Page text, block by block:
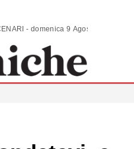
ANALISI | COMMENTI | SCENARI - domenica 9 Agosto 2026